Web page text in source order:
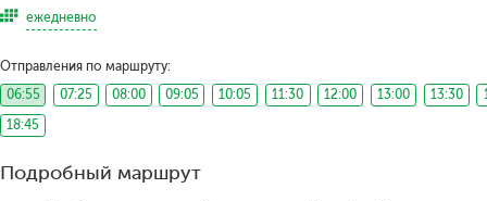
ежедневно
Отправления по маршруту:
06:55
07:25 08:00 09:05 10:05 11:30 12:00 13:00 13:30
18:45
Подробный маршрут